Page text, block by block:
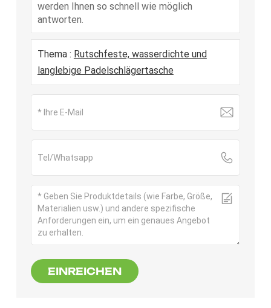
werden Ihnen so schnell wie möglich
antworten.
Thema : Rutschfeste, wasserdichte und
langlebige Padelschlägertasche
EINREICHEN